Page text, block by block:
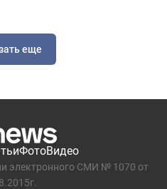
еще
ФотоВидео
электронного СМИ № 1070 от